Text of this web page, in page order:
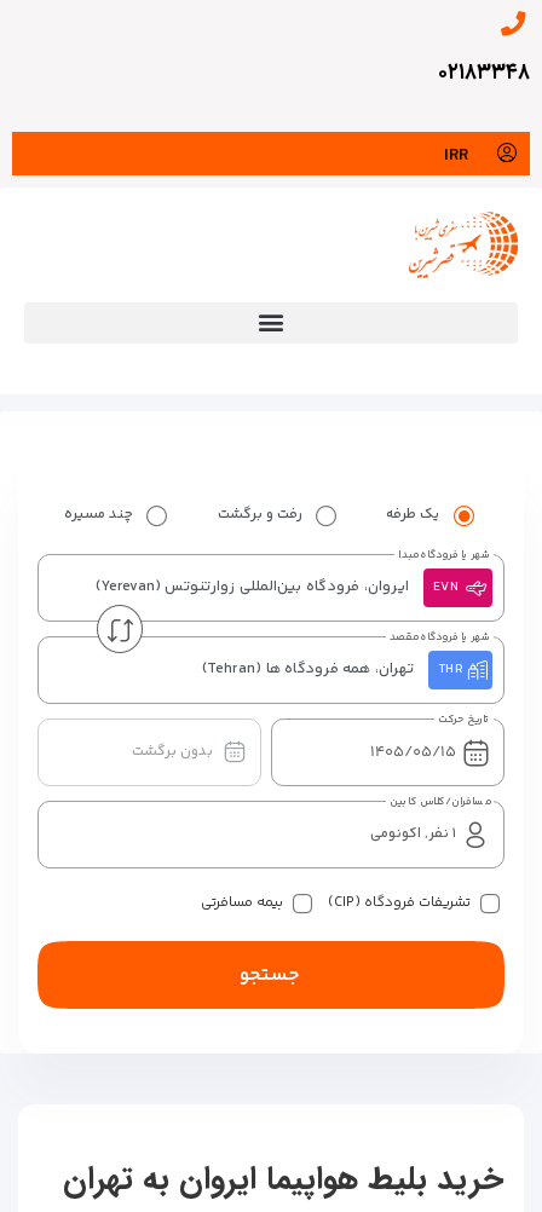
۰۲۱۸۳۳۴۸
IRR
یک طرفه رفت و برگشت چند مسیره
EVN ایروان، فرودگاه بین‌المللی زوارتنوتس (Yerevan)
شهر یا فرودگاه مبدا
THR تهران، همه فرودگاه ها (Tehran)
شهر یا فرودگاه مقصد
تاریخ حرکت
بدون برگشت
مسافران/کلاس کابین
تشریفات فرودگاه (CIP) بیمه مسافرتی
جستجو
خرید بلیط هواپیما ایروان به تهران